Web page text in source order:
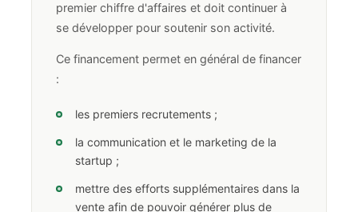
premier chiffre d'affaires et doit continuer à
se développer pour soutenir son activité.
Ce financement permet en général de financer
:
les premiers recrutements ;
la communication et le marketing de la
startup ;
mettre des efforts supplémentaires dans la
vente afin de pouvoir générer plus de